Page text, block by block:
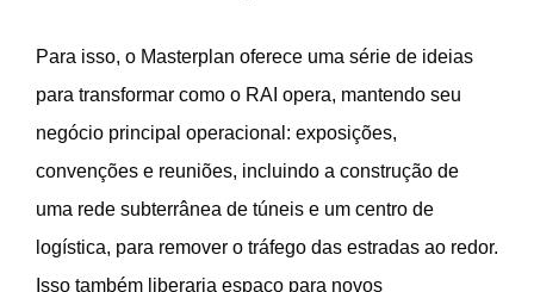
Para isso, o Masterplan oferece uma série de ideias
para transformar como o RAI opera, mantendo seu
negócio principal operacional: exposições,
convenções e reuniões, incluindo a construção de
uma rede subterrânea de túneis e um centro de
logística, para remover o tráfego das estradas ao redor.
Isso também liberaria espaço para novos